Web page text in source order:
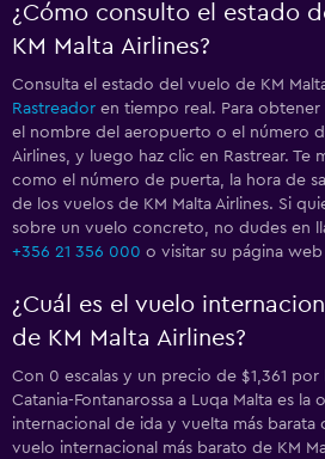
¿Cómo consulto el estado
KM Malta Airlines?
Consulta el estado del vuelo de KM
Rastreador en tiempo real. Para
el nombre del aeropuerto o el número
Airlines, y luego haz clic en Rastrear. Te
como el número de puerta, la hora de
de los vuelos de KM Malta Airlines. Si
sobre un vuelo concreto, no dudes en
+356 21 356 000 o visitar su página web
¿Cuál es el vuelo
de KM Malta Airlines?
Con 0 escalas y un precio de $1,361
Catania-Fontanarossa a Luqa Malta es
internacional de ida y vuelta más barata
vuelo internacional más barato de KM